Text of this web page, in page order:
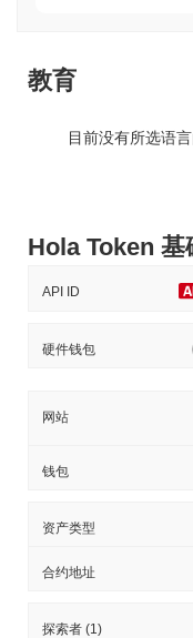
教育
目前没有所选语
Hola Token 基
API ID
硬件钱包
网站
钱包
资产类型
合约地址
探索者 (1)